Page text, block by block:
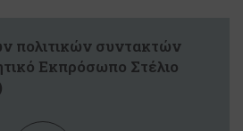
πολιτικών συντακτών
Εκπρόσωπο Στέλιο